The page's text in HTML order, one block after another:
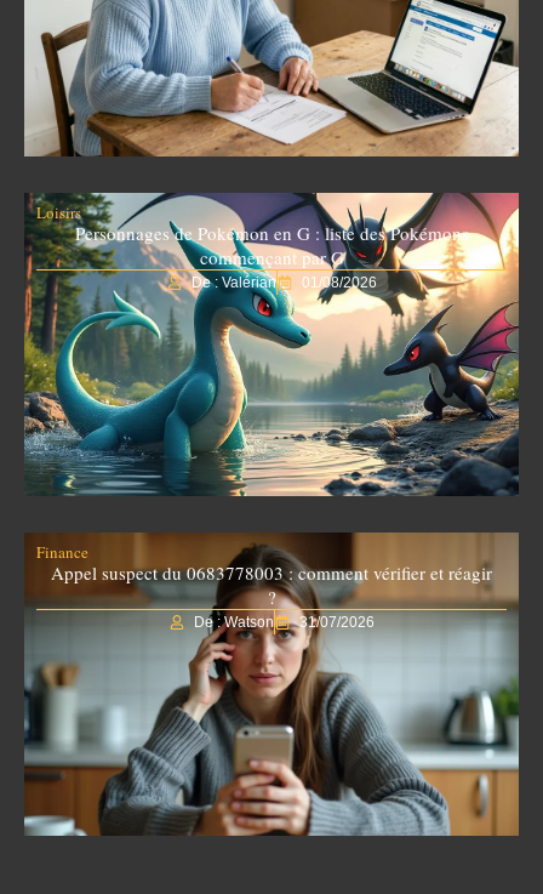
Loisirs
Personnages de Pokémon en G : liste des Pokémons
commençant par G
De : Valérian 01/08/2026
Finance
Appel suspect du 0683778003 : comment vérifier et réagir
?
De : Watson 31/07/2026